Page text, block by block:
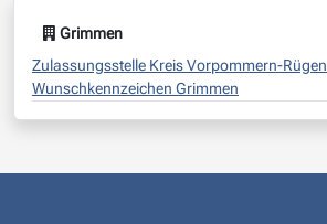
Grimmen
Zulassungsstelle Kreis Vorpommern-Rügen
Wunschkennzeichen Grimmen